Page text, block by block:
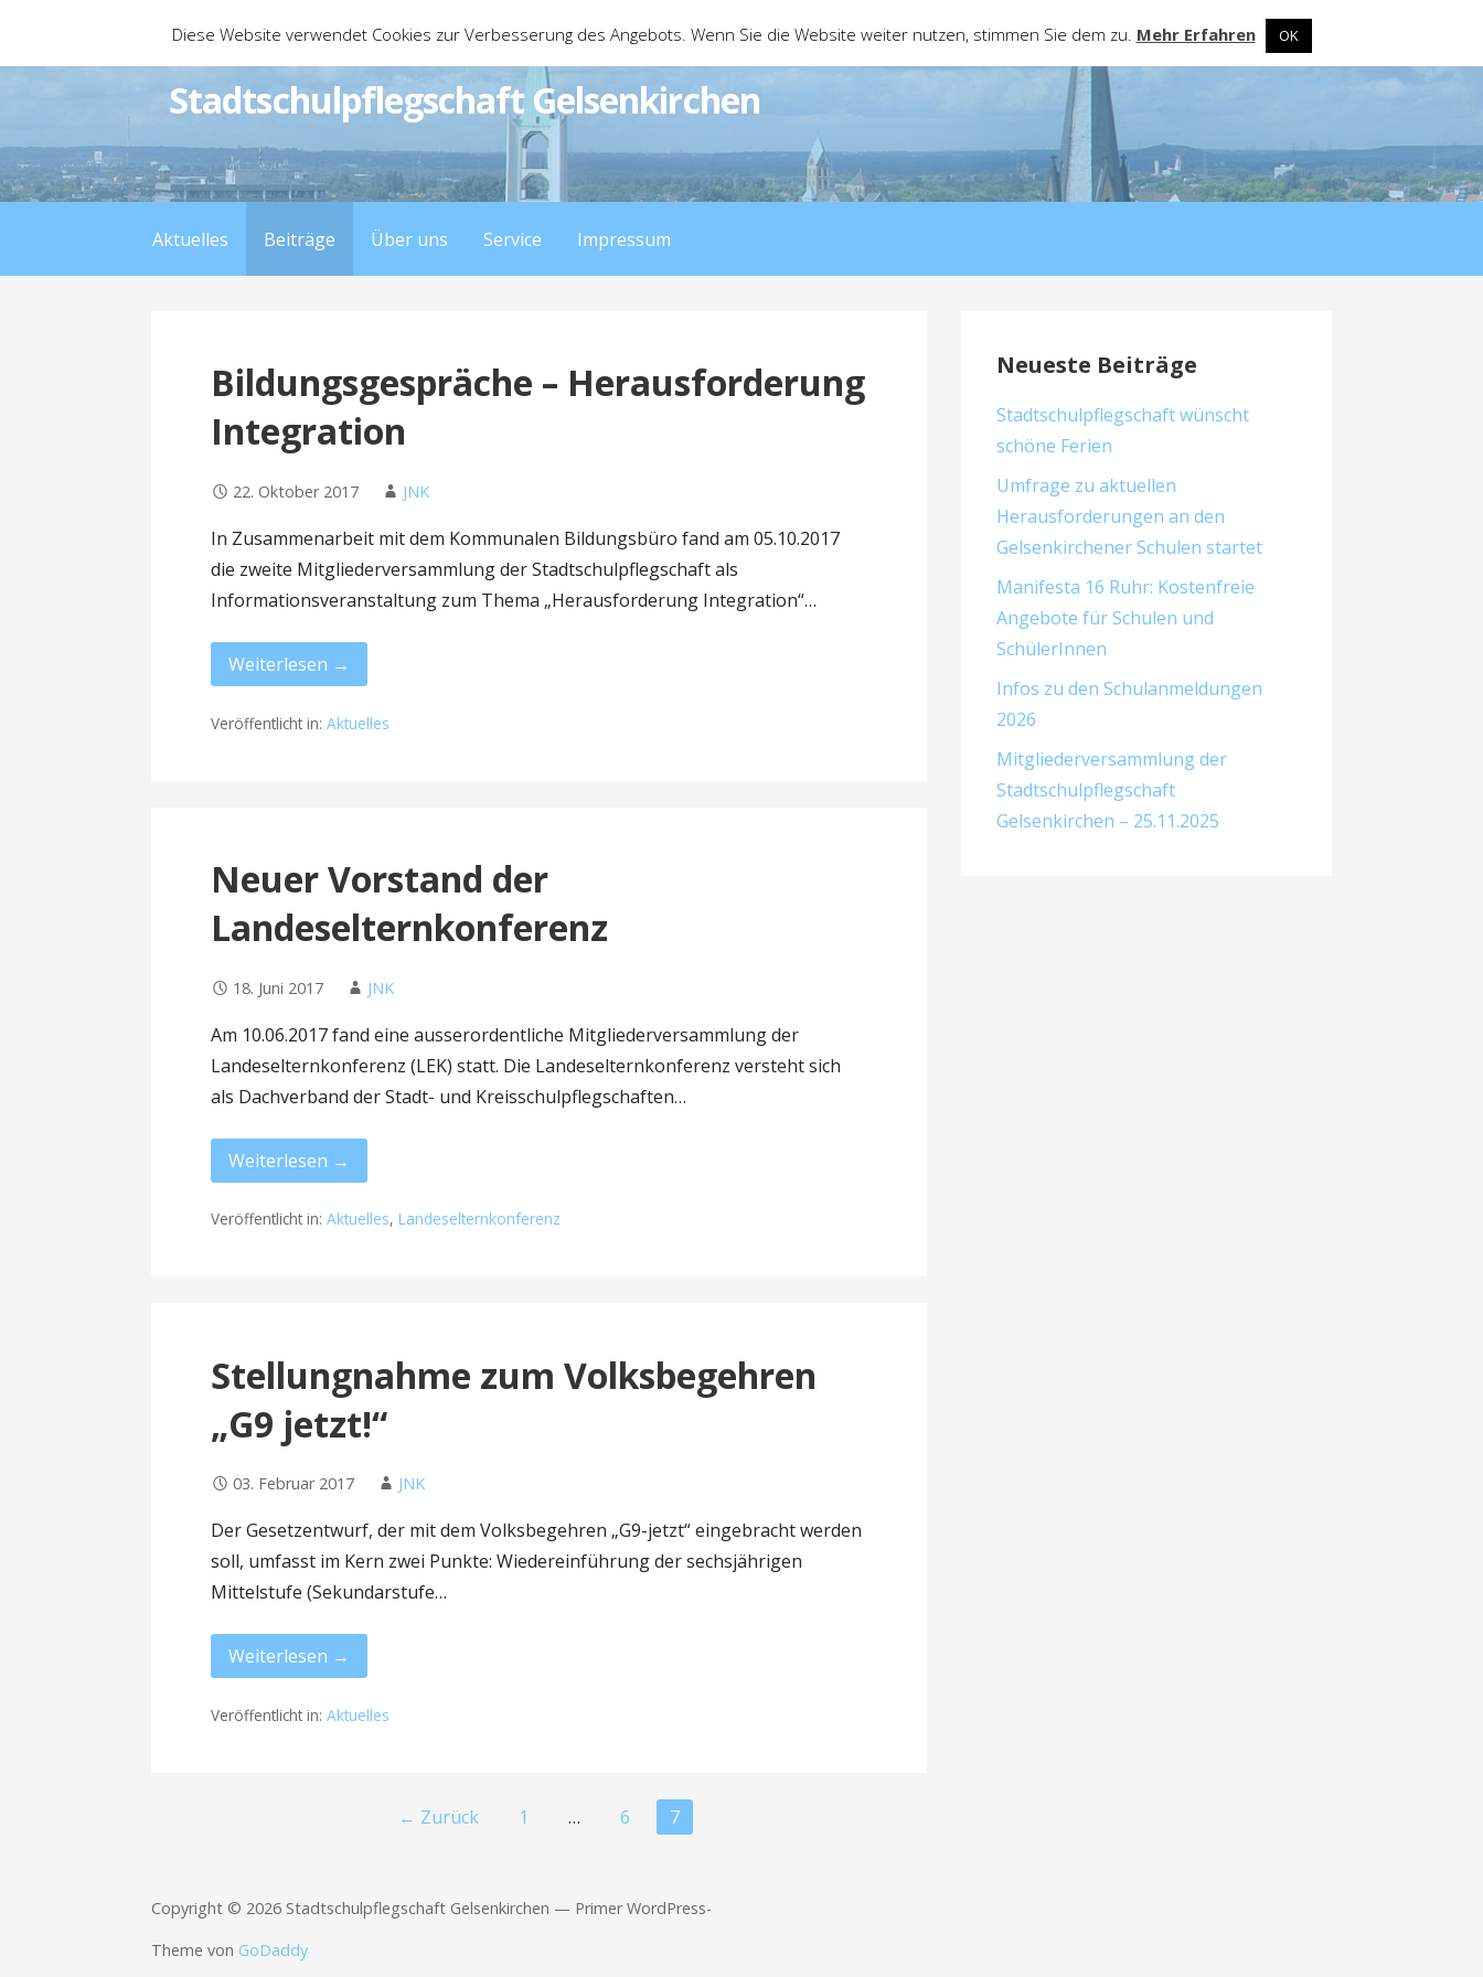
Stadtschulpflegschaft Gelsenkirchen
Aktuelles Beiträge Über uns Service Impressum
Bildungsgespräche – Herausforderung
Integration
22. Oktober 2017 JNK
In Zusammenarbeit mit dem Kommunalen Bildungsbüro fand am 05.10.2017
die zweite Mitgliederversammlung der Stadtschulpflegschaft als
Informationsveranstaltung zum Thema „Herausforderung Integration“…
Weiterlesen →
Veröffentlicht in:Aktuelles
Neuer Vorstand der
Landeselternkonferenz
18. Juni 2017 JNK
Am 10.06.2017 fand eine ausserordentliche Mitgliederversammlung der
Landeselternkonferenz (LEK) statt. Die Landeselternkonferenz versteht sich
als Dachverband der Stadt- und Kreisschulpflegschaften…
Weiterlesen →
Veröffentlicht in:Aktuelles, Landeselternkonferenz
Stellungnahme zum Volksbegehren
„G9 jetzt!“
03. Februar 2017 JNK
Der Gesetzentwurf, der mit dem Volksbegehren „G9-jetzt“ eingebracht werden
soll, umfasst im Kern zwei Punkte: Wiedereinführung der sechsjährigen
Mittelstufe (Sekundarstufe…
Weiterlesen →
Veröffentlicht in:Aktuelles
← Zurück 1 … 6 7
Neueste Beiträge
Stadtschulpflegschaft wünscht
schöne Ferien
Umfrage zu aktuellen
Herausforderungen an den
Gelsenkirchener Schulen startet
Manifesta 16 Ruhr: Kostenfreie
Angebote für Schulen und
SchülerInnen
Infos zu den Schulanmeldungen
2026
Mitgliederversammlung der
Stadtschulpflegschaft
Gelsenkirchen – 25.11.2025
Copyright © 2026 Stadtschulpflegschaft Gelsenkirchen — Primer WordPress-
Theme von GoDaddy
Diese Website verwendet Cookies zur Verbesserung des Angebots. Wenn Sie die Website weiter nutzen, stimmen Sie dem zu. Mehr Erfahren OK